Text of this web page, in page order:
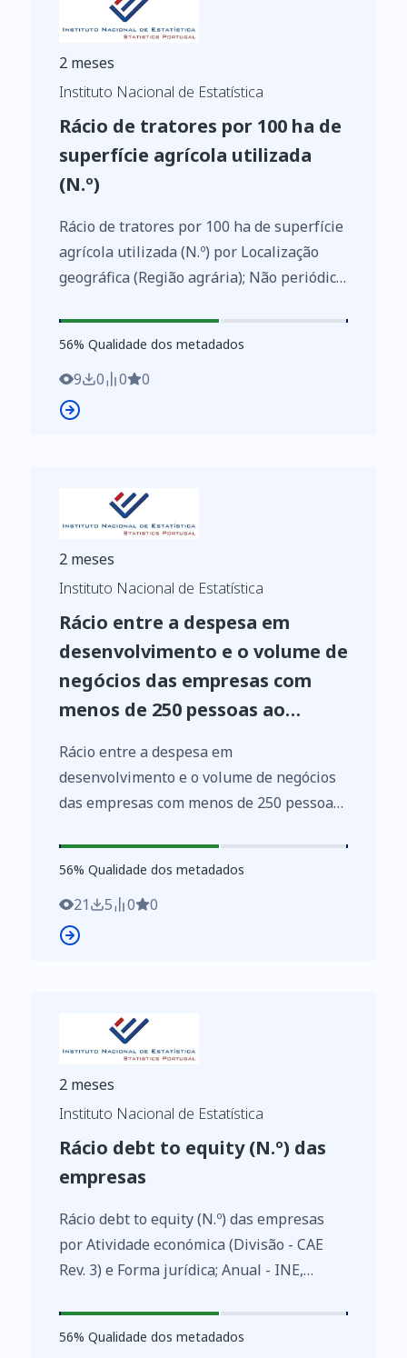
2 meses
Instituto Nacional de Estatística
Rácio de tratores por 100 ha de
superfície agrícola utilizada
(N.º)
Rácio de tratores por 100 ha de superfície
agrícola utilizada (N.º) por Localização
geográfica (Região agrária); Não periódica
https://www.ine.pt/xurl/indx/0003023/PT
56%
56% Qualidade dos metadados
9 0 0 0
2 meses
Instituto Nacional de Estatística
Rácio entre a despesa em
desenvolvimento e o volume de
negócios das empresas com
menos de 250 pessoas ao
transformadoras (CAE Rev. 3 -
%)
Rácio entre a despesa em
desenvolvimento e o volume de negócios
das empresas com menos de 250 pessoas
(CAE Rev. 3 - %) por Localização geográfica
(NUTS - 2024); Anual - INE, Sistema de
contas integradas das empresas
https://www.ine.pt/xurl/indx/0014042/PT
56%
56% Qualidade dos metadados
21 5 0 0
2 meses
Instituto Nacional de Estatística
Rácio debt to equity (N.º) das
empresas
Rácio debt to equity (N.º) das empresas
por Atividade económica (Divisão - CAE
Rev. 3) e Forma jurídica; Anual - INE,
empresas
https://www.ine.pt/xurl/indx/0007416/PT
56%
56% Qualidade dos metadados